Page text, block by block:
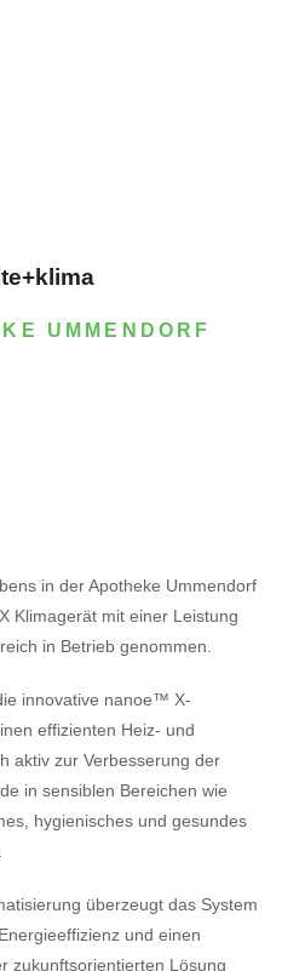
UMMENDORF
in der Apotheke Ummendorf
Klimagerät mit einer Leistung
in Betrieb genommen.
innovative nanoe™ X-
effizienten Heiz- und
aktiv zur Verbesserung der
in sensiblen Bereichen wie
hygienisches und gesundes
überzeugt das System
und einen
zukunftsorientierten Lösung